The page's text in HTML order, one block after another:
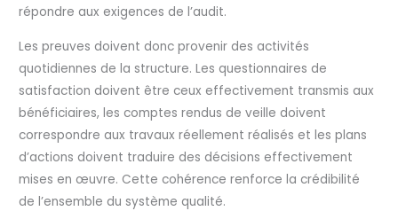
répondre aux exigences de l’audit.
Les preuves doivent donc provenir des activités
quotidiennes de la structure. Les questionnaires de
satisfaction doivent être ceux effectivement transmis aux
bénéficiaires, les comptes rendus de veille doivent
correspondre aux travaux réellement réalisés et les plans
d’actions doivent traduire des décisions effectivement
mises en œuvre. Cette cohérence renforce la crédibilité
de l’ensemble du système qualité.